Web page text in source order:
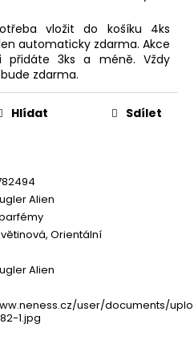
vložit do košíku 4ks
automaticky zdarma. Akce
přidáte 3ks a méně. Vždy
zdarma.
Alien
Orientální
Alien
user/documents/
1.jpg
Hlídat Sdílet